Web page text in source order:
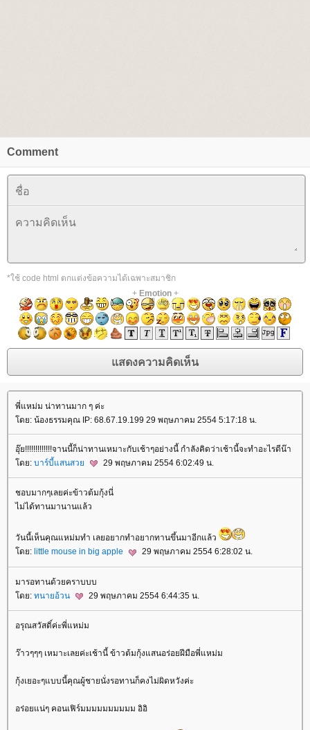
Comment
*ใช้ code html ตกแต่งข้อความได้เฉพาะสมาชิก
+ Emotion+
พี่แหม่ม น่าทานมาก ๆ ค่ะ
ดย: น้องธรรมคุณ IP: 68.67.19.199 29 พฤษภาคม 2554 5:17:18 น.
อุ๊ย!!!!!!!!!!!!!จานนี้ก็น่าทานเหมาะกับเช้าๆอย่างนี้ กำลังคิดว่าเช้านี้จะทำอะไรดีน๊า
ดย: บาร์บี้แสนสว 29 พฤษภาคม 2554 6:02:49 น.
ชอบมากๆเลยค่ะข้าวต้มกุ้งนี่
ไม่ได้ทานมานานแล้ว
วันนี้เห็นคุณแหม่มทำ เลยอยากทำอยากทานขึ้นมาอีกแล้ว
ดย: little mouse in big apple 29 พฤษภาคม 2554 6:28:02 น.
มารอทานด้วยคราบบบ
ดย: ทนายอ้วน 29 พฤษภาคม 2554 6:44:35 น.
อรุณสวัสดิ์ค่ะพี่แหม่ม
ว๊าวๆๆๆ เหมาะเลยค่ะเช้านี้ ข้าวต้มกุ้งแสนอร่อยฝีมือพี่แหม่ม
กุ้งเยอะๆแบบนี้คุณผู้ชายนั่งรอทานก็คงไม่ผิดหวังค่ะ
อร่อยแน่ๆ คอนเฟิร์มมมมมมมมมม อิอิ